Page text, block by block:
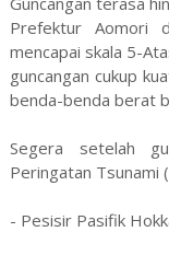
Prefektur Aomori
mencapai skala 5-
guncangan cukup
benda-benda berat
Segera setelah
Peringatan Tsunami
- Pesisir Pasifik